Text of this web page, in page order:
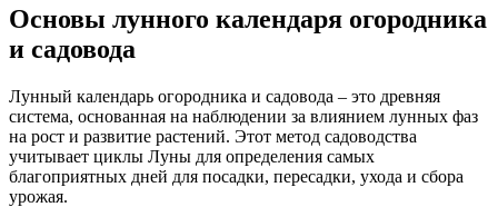
Основы лунного календаря огородника
и садовода
Лунный календарь огородника и садовода – это древняя
система, основанная на наблюдении за влиянием лунных фаз
на рост и развитие растений. Этот метод садоводства
учитывает циклы Луны для определения самых
благоприятных дней для посадки, пересадки, ухода и сбора
урожая.